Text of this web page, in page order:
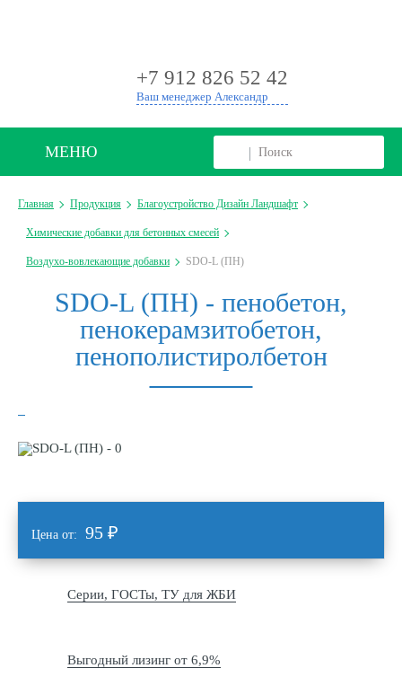
+7 912 826 52 42
Ваш менеджер Александр
МЕНЮ
Главная Продукция Благоустройство Дизайн Ландшафт
Химические добавки для бетонных смесей
Воздухо-вовлекающие добавки SDO-L (ПН)
SDO-L (ПН) - пенобетон,
пенокерамзитобетон,
пенополистиролбетон
Цена от: 95 ₽
Серии, ГОСТы, ТУ для ЖБИ
Выгодный лизинг от 6,9%